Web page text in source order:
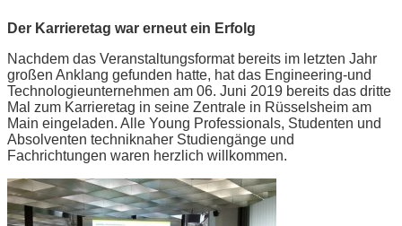
Der Karrieretag war erneut ein Erfolg
Nachdem das Veranstaltungsformat bereits im letzten Jahr
großen Anklang gefunden hatte, hat das Engineering-und
Technologieunternehmen am 06. Juni 2019 bereits das dritte
Mal zum Karrieretag in seine Zentrale in Rüsselsheim am
Main eingeladen. Alle Young Professionals, Studenten und
Absolventen techniknaher Studiengänge und
Fachrichtungen waren herzlich willkommen.